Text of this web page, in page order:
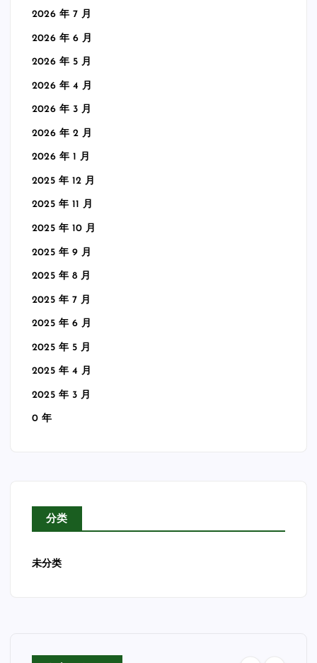
2026 年 7 月
2026 年 6 月
2026 年 5 月
2026 年 4 月
2026 年 3 月
2026 年 2 月
2026 年 1 月
2025 年 12 月
2025 年 11 月
2025 年 10 月
2025 年 9 月
2025 年 8 月
2025 年 7 月
2025 年 6 月
2025 年 5 月
2025 年 4 月
2025 年 3 月
0 年
分类
未分类